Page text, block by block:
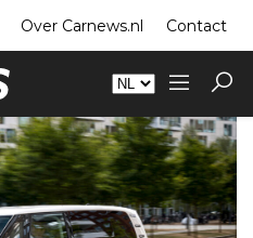
Over Carnews.nl Contact